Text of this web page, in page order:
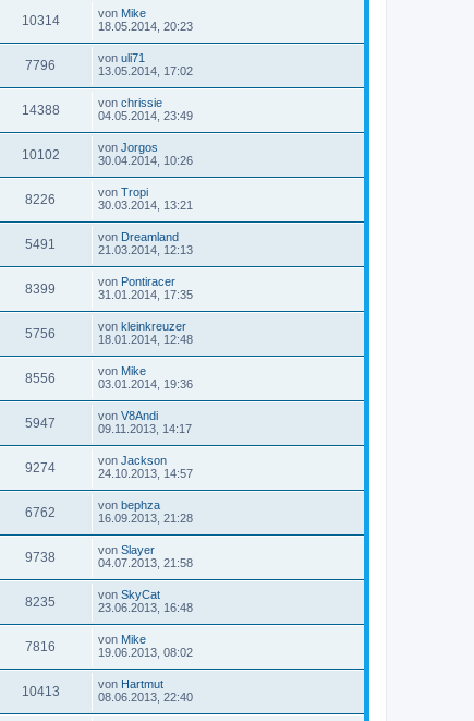
10314 von Mike
18.05.2014, 20:23
7796 von uli71
13.05.2014, 17:02
14388 von chrissie
04.05.2014, 23:49
10102 von Jorgos
30.04.2014, 10:26
8226 von Tropi
30.03.2014, 13:21
5491 von Dreamland
21.03.2014, 12:13
8399 von Pontiracer
31.01.2014, 17:35
5756 von kleinkreuzer
18.01.2014, 12:48
8556 von Mike
03.01.2014, 19:36
5947 von V8Andi
09.11.2013, 14:17
9274 von Jackson
24.10.2013, 14:57
6762 von bephza
16.09.2013, 21:28
9738 von Slayer
04.07.2013, 21:58
8235 von SkyCat
23.06.2013, 16:48
7816 von Mike
19.06.2013, 08:02
10413 von Hartmut
08.06.2013, 22:40